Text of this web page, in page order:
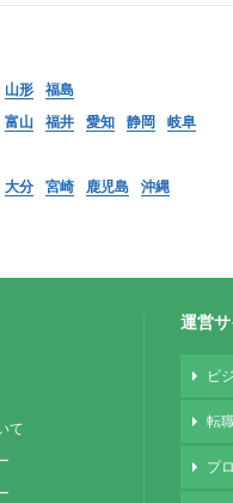
山形
福島
富山 福井 愛知 静岡
岐阜
大分 宮崎 鹿児島 沖縄
て
運営サ
ビ
転
プ